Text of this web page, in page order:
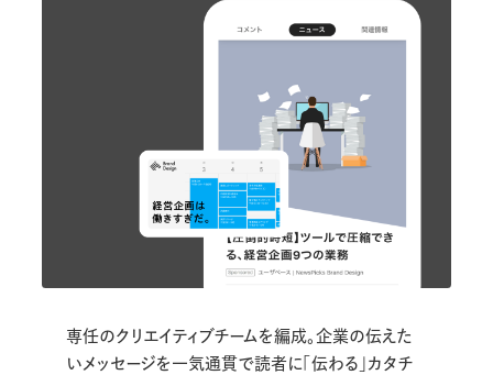
専任のクリエイティブチームを編成。企業の伝えた
いメッセージを一気通貫で読者に「伝わる」カタチ